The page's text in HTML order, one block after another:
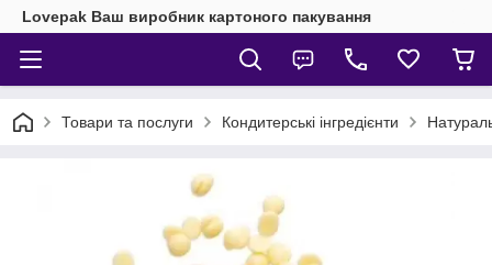
Lovepak Ваш виробник картоного пакування
Товари та послуги Кондитерські інгредієнти